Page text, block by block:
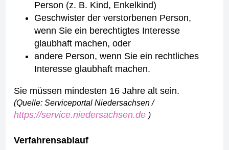
Person (z. B. Kind, Enkelkind)
Geschwister der verstorbenen Person,
wenn Sie ein berechtigtes Interesse
glaubhaft machen, oder
andere Person, wenn Sie ein rechtliches
Interesse glaubhaft machen.
Sie müssen mindesten 16 Jahre alt sein.
(Quelle: Serviceportal Niedersachsen /
https://service.niedersachsen.de )
Verfahrensablauf